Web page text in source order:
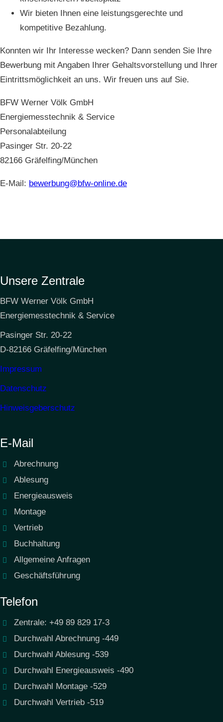
Wir bieten Ihnen eine leistungsgerechte und
kompetitive Bezahlung.
Konnten wir Ihr Interesse wecken? Dann senden Sie Ihre
Bewerbung mit Angaben Ihrer Gehaltsvorstellung und Ihrer
Eintrittsmöglichkeit an uns. Wir freuen uns auf Sie.
BFW Werner Völk GmbH
Energiemesstechnik & Service
Personalabteilung
Pasinger Str. 20-22
82166 Gräfelfing/München
E-Mail: bewerbung@bfw-online.de
Unsere Zentrale
BFW Werner Völk GmbH
Energiemesstechnik & Service
Pasinger Str. 20-22
D-82166 Gräfelfing/München
Impressum
Datenschutz
Hinweisgeberschutz
E-Mail
Abrechnung
Ablesung
Energieausweis
Montage
Vertrieb
Buchhaltung
Allgemeine Anfragen
Geschäftsführung
Telefon
Zentrale: +49 89 829 17-3
Durchwahl Abrechnung -449
Durchwahl Ablesung -539
Durchwahl Energieausweis -490
Durchwahl Montage -529
Durchwahl Vertrieb -519